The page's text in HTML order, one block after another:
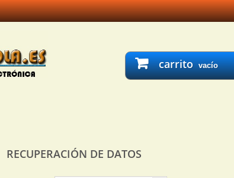
carrito vacío
RECUPERACIÓN DE DATOS